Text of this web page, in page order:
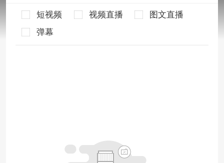
短视频 视频直播
图文直播
弹幕